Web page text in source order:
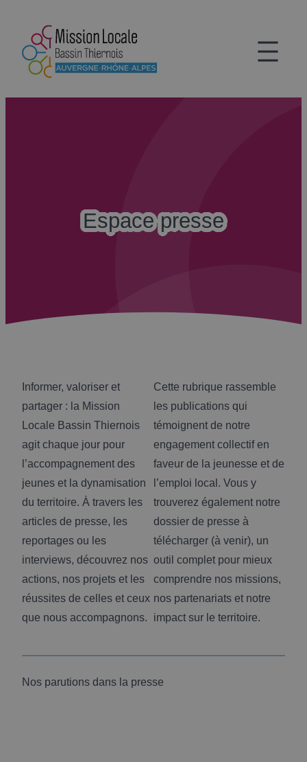
contenu
Espace presse
Informer, valoriser et
partager : la Mission
Locale Bassin Thiernois
agit chaque jour pour
l’accompagnement des
jeunes et la dynamisation
du territoire. À travers les
articles de presse, les
reportages ou les
interviews, découvrez nos
actions, nos projets et les
réussites de celles et ceux
que nous accompagnons.
Cette rubrique rassemble
les publications qui
témoignent de notre
engagement collectif en
faveur de la jeunesse et de
l’emploi local. Vous y
trouverez également notre
dossier de presse à
télécharger (à venir), un
outil complet pour mieux
comprendre nos missions,
nos partenariats et notre
impact sur le territoire.
Nos parutions dans la presse